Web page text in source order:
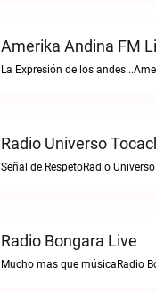
Amerika Andina FM
Radio Universo
Señal de RespetoRadio
Radio Bongara Live
Mucho mas que músicaRadio